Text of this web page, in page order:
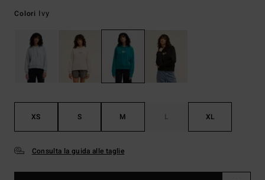
Colori Ivy
XS S M L XL
Consulta la guida alle taglie